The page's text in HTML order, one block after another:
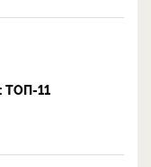
ТОП-11